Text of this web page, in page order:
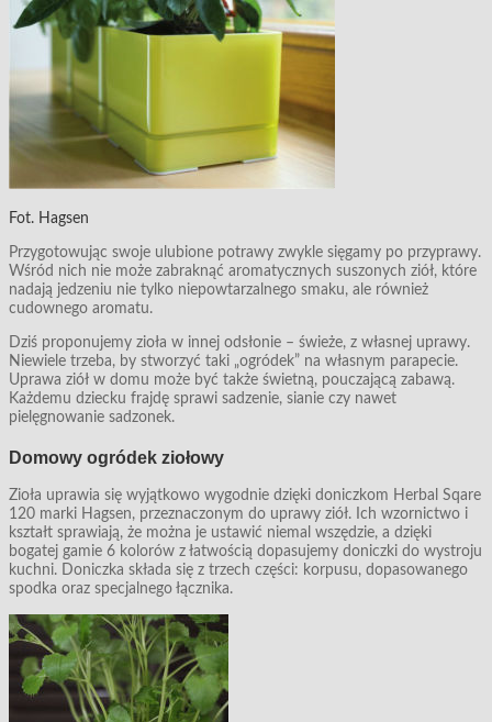
Fot. Hagsen
Przygotowując swoje ulubione potrawy zwykle sięgamy po przyprawy.
Wśród nich nie może zabraknąć aromatycznych suszonych ziół, które
nadają jedzeniu nie tylko niepowtarzalnego smaku, ale również
cudownego aromatu.
Dziś proponujemy zioła w innej odsłonie – świeże, z własnej uprawy.
Niewiele trzeba, by stworzyć taki „ogródek” na własnym parapecie.
Uprawa ziół w domu może być także świetną, pouczającą zabawą.
Każdemu dziecku frajdę sprawi sadzenie, sianie czy nawet
pielęgnowanie sadzonek.
Domowy ogródek ziołowy
Zioła uprawia się wyjątkowo wygodnie dzięki doniczkom Herbal Sqare
120 marki Hagsen, przeznaczonym do uprawy ziół. Ich wzornictwo i
kształt sprawiają, że można je ustawić niemal wszędzie, a dzięki
bogatej gamie 6 kolorów z łatwością dopasujemy doniczki do wystroju
kuchni. Doniczka składa się z trzech części: korpusu, dopasowanego
spodka oraz specjalnego łącznika.